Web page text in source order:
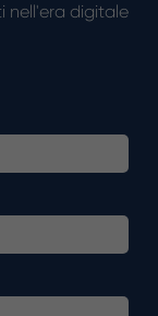
nell'era digitale